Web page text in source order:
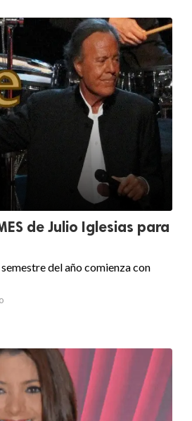
de Julio Iglesias para
del año comienza con